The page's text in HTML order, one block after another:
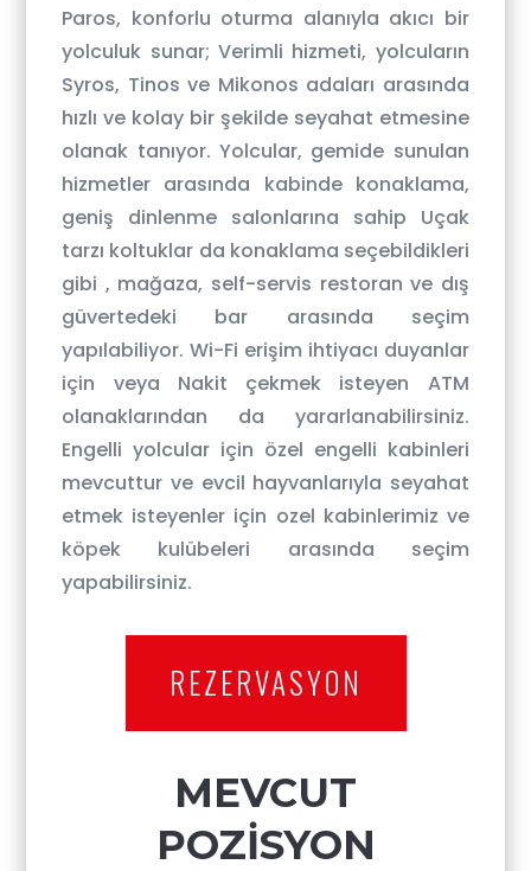
Paros, konforlu oturma alanıyla akıcı bir
yolculuk sunar; Verimli hizmeti, yolcuların
Syros, Tinos ve Mikonos adaları arasında
hızlı ve kolay bir şekilde seyahat etmesine
olanak tanıyor. Yolcular, gemide sunulan
hizmetler arasında kabinde konaklama,
geniş dinlenme salonlarına sahip Uçak
tarzı koltuklar da konaklama seçebildikleri
gibi , mağaza, self-servis restoran ve dış
güvertedeki bar arasında seçim
yapılabiliyor. Wi-Fi erişim ihtiyacı duyanlar
için veya Nakit çekmek isteyen ATM
olanaklarından da yararlanabilirsiniz.
Engelli yolcular için özel engelli kabinleri
mevcuttur ve evcil hayvanlarıyla seyahat
etmek isteyenler için ozel kabinlerimiz ve
köpek kulübeleri arasında seçim
yapabilirsiniz.
REZERVASYON
MEVCUT
POZİSYON